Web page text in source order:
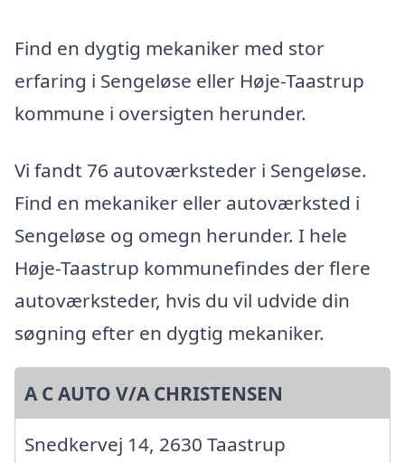
Find en dygtig mekaniker med stor
erfaring i Sengeløse eller Høje-Taastrup
kommune i oversigten herunder.
Vi fandt 76 autoværksteder i Sengeløse.
Find en mekaniker eller autoværksted i
Sengeløse og omegn herunder. I hele
Høje-Taastrup kommunefindes der flere
autoværksteder, hvis du vil udvide din
søgning efter en dygtig mekaniker.
A C AUTO V/A CHRISTENSEN
Snedkervej 14, 2630 Taastrup